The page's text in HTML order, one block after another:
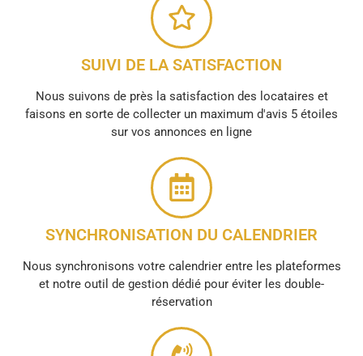
SUIVI DE LA SATISFACTION
Nous suivons de près la satisfaction des locataires et
faisons en sorte de collecter un maximum d'avis 5 étoiles
sur vos annonces en ligne
SYNCHRONISATION DU CALENDRIER
Nous synchronisons votre calendrier entre les plateformes
et notre outil de gestion dédié pour éviter les double-
réservation